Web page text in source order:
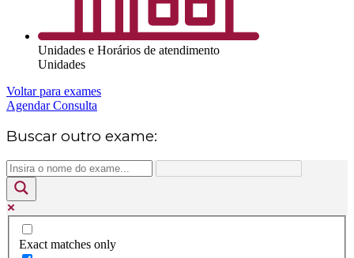
Unidades e Horários de atendimento
Unidades
Voltar para exames
Agendar Consulta
Buscar outro exame:
Exact matches only